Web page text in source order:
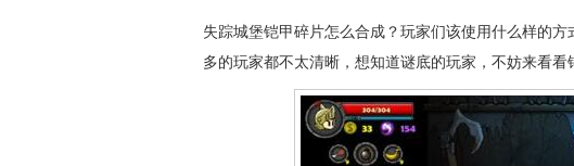
失踪城堡铠甲碎片怎么合成？玩家们该使用什么样的
多的玩家都不太清晰，想知道谜底的玩家，不妨来看看